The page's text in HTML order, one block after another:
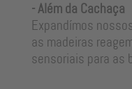
- Além da Cachaça
Expandímos
as madeiras
sensoriais para as